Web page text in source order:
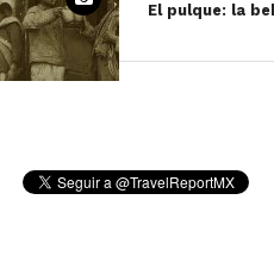
El pulque: la